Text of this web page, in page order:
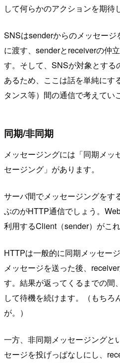
して何らかのアクションを期待
SNSはsenderからのメッセー
に渡す、senderとreceiverの仲
す。そして、SNSが対象とする
あるため、ここは話を単純にす
タンス等）間の通信で考えてい
同期/非同期
メッセージングには「同期メッ
セージング」があります。
サーバ間でメッセージングをす
ぶのがHTTP通信でしょう。
利用するClient（sender）がこれ
HTTPは一般的に同期メッセー
メッセージを送った後、
す。結果が返ってくるまでの間
して待機を続けます。（もちろ
が。）
一方、非同期メッセージングと
セージを投げっぱなしにし、